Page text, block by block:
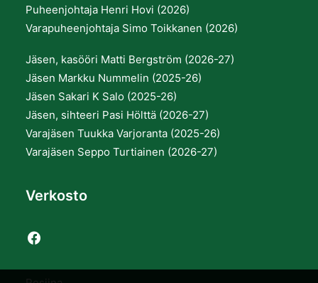
Puheenjohtaja Henri Hovi (2026)
Varapuheenjohtaja Simo Toikkanen (2026)
Jäsen, kasööri Matti Bergström (2026-27)
Jäsen Markku Nummelin (2025-26)
Jäsen Sakari K Salo (2025-26)
Jäsen, sihteeri Pasi Hölttä (2026-27)
Varajäsen Tuukka Varjoranta (2025-26)
Varajäsen Seppo Turtiainen (2026-27)
Verkosto